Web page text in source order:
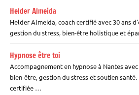
Helder Almeida
Helder Almeida, coach certifié avec 30 ans
gestion du stress, bien-être holistique et
Hypnose être toi
Accompagnement en hypnose à Nantes
bien-être, gestion du stress et soutien
certifiée …